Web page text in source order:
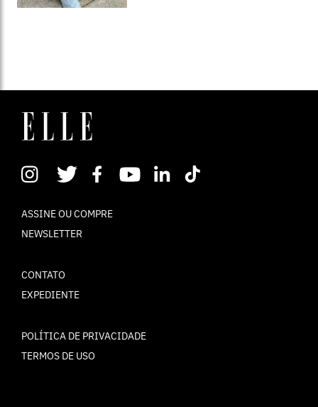
ASSINE OU COMPRE
NEWSLETTER
CONTATO
EXPEDIENTE
POLÍTICA DE PRIVACIDADE
TERMOS DE USO